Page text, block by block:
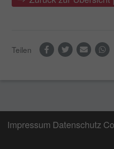
Teilen
Impressum Datenschutz